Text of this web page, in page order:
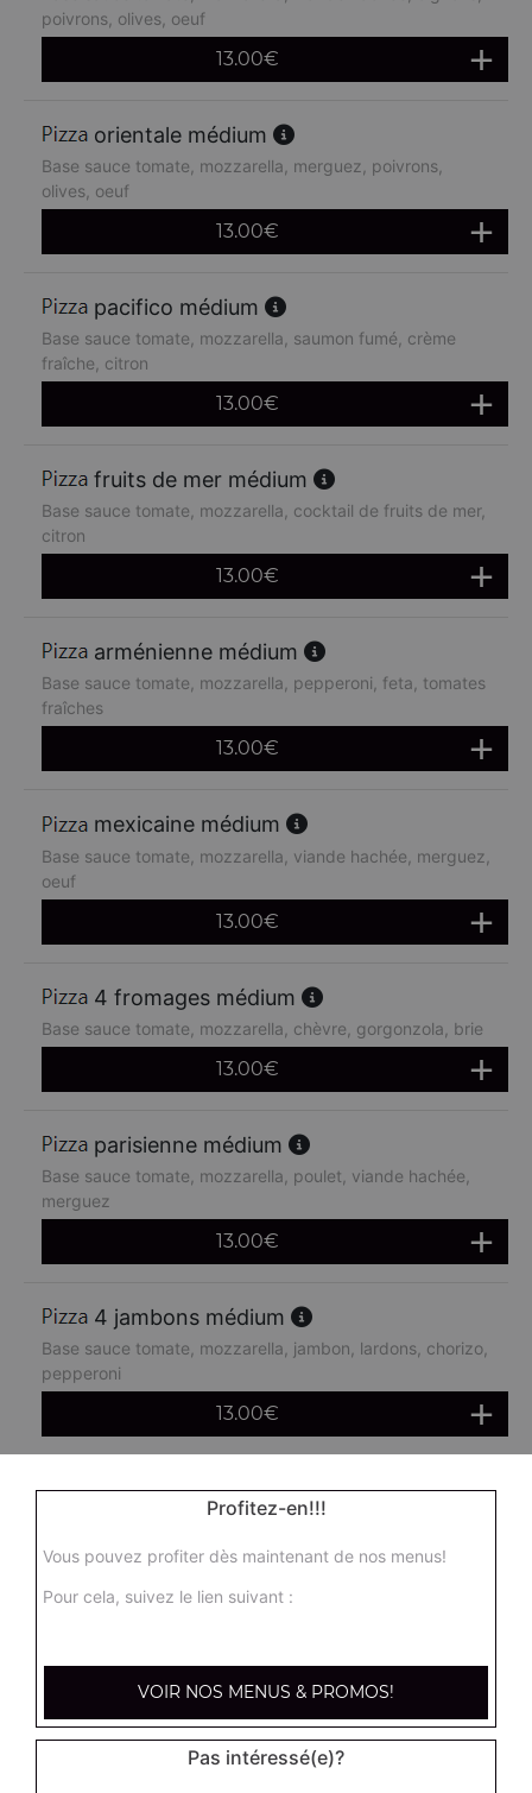
poivrons, olives, oeuf
13.00€
orientale médium
Base sauce tomate, mozzarella, merguez, poivrons,
olives, oeuf
13.00€
pacifico médium
Base sauce tomate, mozzarella, saumon fumé, crème
fraîche, citron
13.00€
fruits de mer médium
Base sauce tomate, mozzarella, cocktail de fruits de mer,
citron
13.00€
arménienne médium
Base sauce tomate, mozzarella, pepperoni, feta, tomates
fraîches
13.00€
mexicaine médium
Base sauce tomate, mozzarella, viande hachée, merguez,
oeuf
13.00€
4 fromages médium
Base sauce tomate, mozzarella, chèvre, gorgonzola, brie
13.00€
parisienne médium
Base sauce tomate, mozzarella, poulet, viande hachée,
merguez
13.00€
4 jambons médium
Base sauce tomate, mozzarella, jambon, lardons, chorizo,
pepperoni
13.00€
boursin médium
Base sauce tomate, mozzarella, viande hachée, oeuf
13.00€
Base sauce tomate, mozzarella, viande kébab, tomate
fraîches, oignons
13.00€
Profitez-en!!!
Vous pouvez profiter dès maintenant de nos menus!
Pour cela, suivez le lien suivant :
VOIR NOS MENUS & PROMOS!
Pas intéressé(e)?